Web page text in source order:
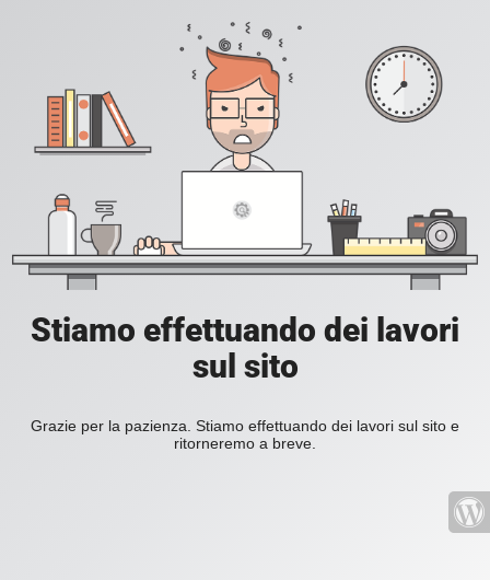
Stiamo effettuando dei lavori
sul sito
Grazie per la pazienza. Stiamo effettuando dei lavori sul sito e
ritorneremo a breve.